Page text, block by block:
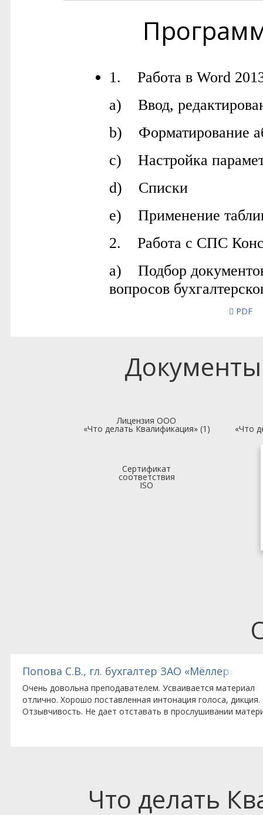
PDF
Лицензия ООО
«Что делать Квалификация» (1) «Что
Сертификат
соответствия
ISO
(Великобритания), представительство
Попова С.В., гл. бухгалтер ЗАО «Мёллер»
Очень довольна преподавателем. Усваивается материал
отлично. Хорошо поставленная интонация голоса, дикция.
Отзывчивость. Не дает отставать в прослушивании
Что делать